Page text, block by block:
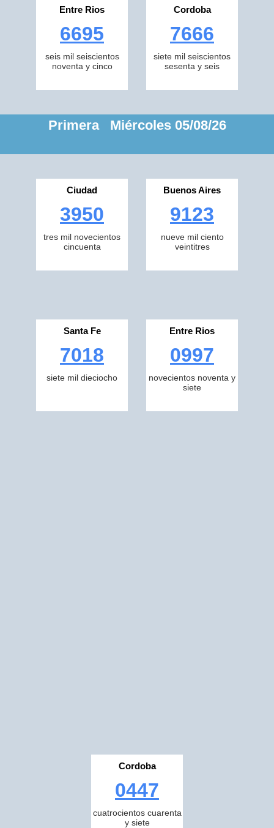
Entre Rios
6695
seis mil seiscientos
noventa y cinco
Cordoba
7666
siete mil seiscientos
sesenta y seis
Primera Miércoles 05/08/26
Ciudad
3950
tres mil novecientos
cincuenta
Buenos Aires
9123
nueve mil ciento
veintitres
Santa Fe
7018
siete mil dieciocho
Entre Rios
0997
novecientos noventa y
siete
Cordoba
0447
cuatrocientos cuarenta
y siete